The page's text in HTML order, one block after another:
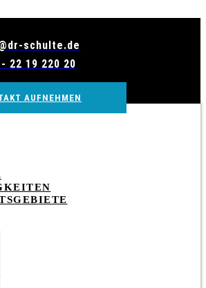
schulte.de
22 19 220 20
AUFNEHMEN